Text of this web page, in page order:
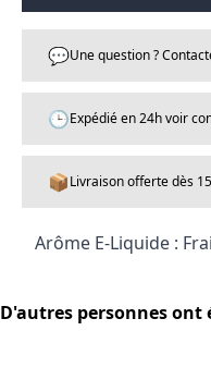
💬Une question ?
🕒Expédié en 24h voir
📦Livraison offerte dès
Arôme E-Liquide :
D'autres personnes ont